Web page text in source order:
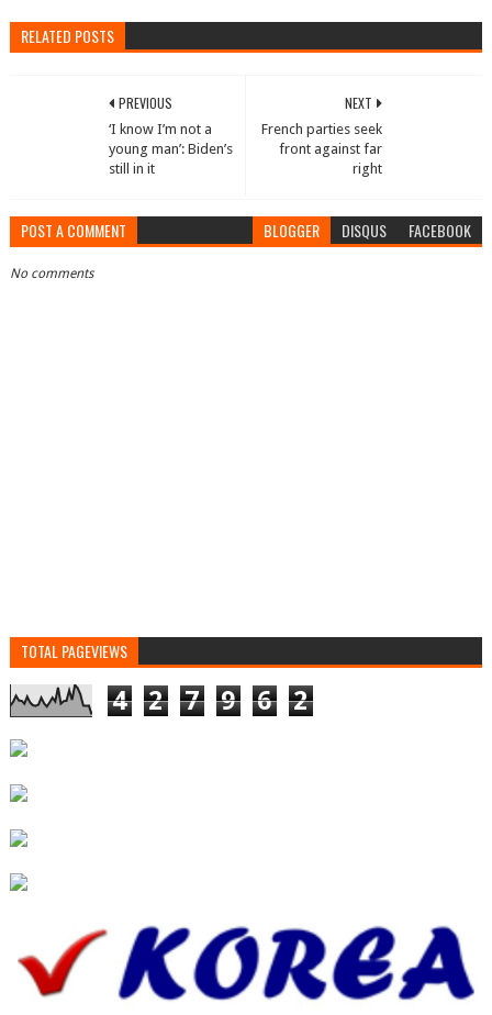
RELATED POSTS
NEXT
French parties seek
front against far
right
PREVIOUS
‘I know I’m not a
young man’: Biden’s
still in it
POST A COMMENT BLOGGER DISQUS FACEBOOK
No comments
TOTAL PAGEVIEWS
4 2 7 9 6 2